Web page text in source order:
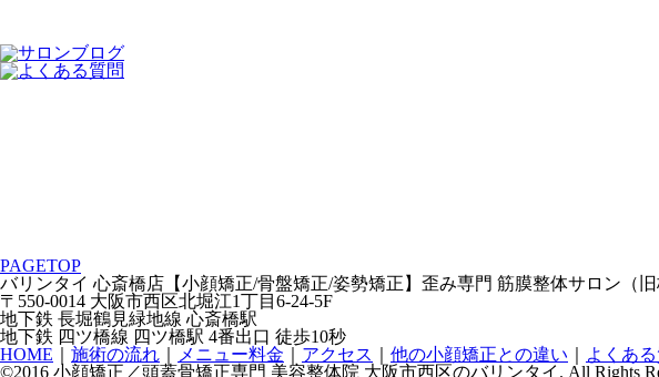
PAGETOP
バリンタイ 心斎橋店【小顔矯正/骨盤矯正/姿勢矯正】歪み専門 筋膜整体サロン（旧
〒550-0014 大阪市西区北堀江1丁目6-24-5F
地下鉄 長堀鶴見緑地線 心斎橋駅
地下鉄 四ツ橋線 四ツ橋駅 4番出口 徒歩10秒
HOME
施術の流れ メニュー料金 アクセス 他の小顔矯正との違い よくあ
©2016 小顔矯正／頭蓋骨矯正専門 美容整体院 大阪市西区のバリンタイ. All Rights